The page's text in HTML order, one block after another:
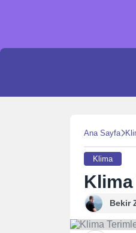
Ana Sayfa
Klima
Bekir